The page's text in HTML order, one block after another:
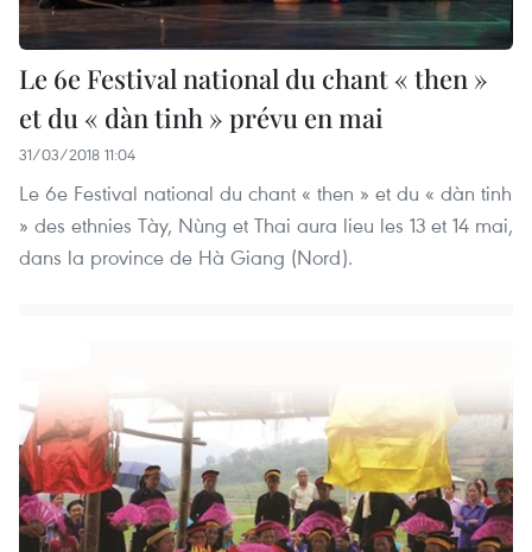
Le 6e Festival national du chant « then »
et du « dàn tinh » prévu en mai
31/03/2018 11:04
Le 6e Festival national du chant « then » et du « dàn tinh
» des ethnies Tày, Nùng et Thai aura lieu les 13 et 14 mai,
dans la province de Hà Giang (Nord).